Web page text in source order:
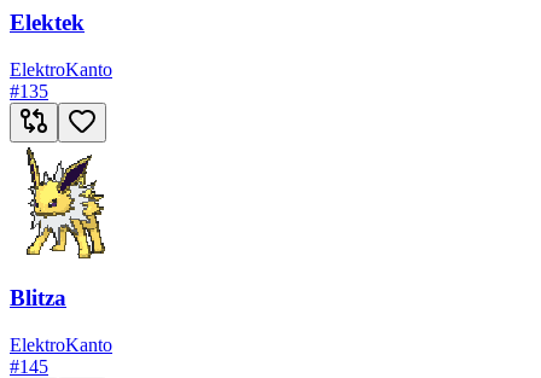
Elektek
ElektroKanto
#135
Blitza
ElektroKanto
#145